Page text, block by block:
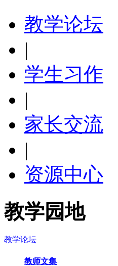
教学论坛
|
学生习作
|
家长交流
|
资源中心
教学园地
教学论坛
教师文集